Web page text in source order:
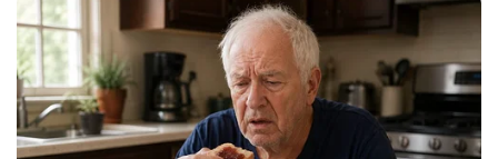
làm tăng nguy cơ ngoại tình: Phụ nữ
đừng nên chủ quan
Thường xuyên khô miệng, đắng miệng
khi ngủ ban đêm? Đừng chủ quan vì có